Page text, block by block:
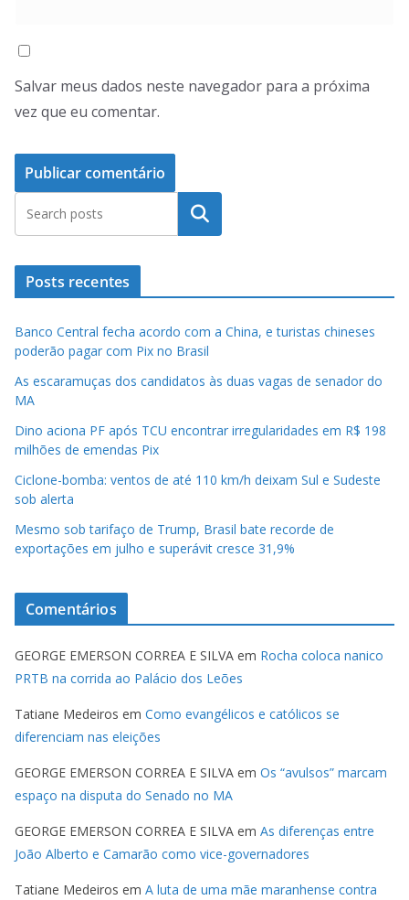
Salvar meus dados neste navegador para a próxima
vez que eu comentar.
Pesquisar
Posts recentes
Banco Central fecha acordo com a China, e turistas chineses
poderão pagar com Pix no Brasil
As escaramuças dos candidatos às duas vagas de senador do
MA
Dino aciona PF após TCU encontrar irregularidades em R$ 198
milhões de emendas Pix
Ciclone-bomba: ventos de até 110 km/h deixam Sul e Sudeste
sob alerta
Mesmo sob tarifaço de Trump, Brasil bate recorde de
exportações em julho e superávit cresce 31,9%
Comentários
GEORGE EMERSON CORREA E SILVA em Rocha coloca nanico
PRTB na corrida ao Palácio dos Leões
Tatiane Medeiros em Como evangélicos e católicos se
diferenciam nas eleições
GEORGE EMERSON CORREA E SILVA em Os “avulsos” marcam
espaço na disputa do Senado no MA
GEORGE EMERSON CORREA E SILVA em As diferenças entre
João Alberto e Camarão como vice-governadores
Tatiane Medeiros em A luta de uma mãe maranhense contra